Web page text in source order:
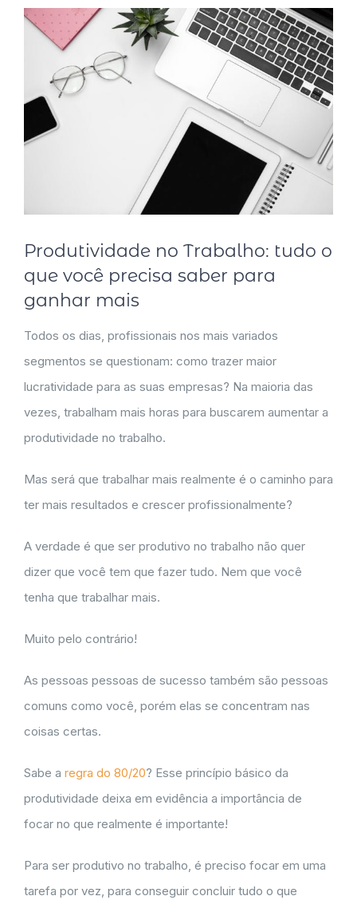
Produtividade no Trabalho: tudo o
que você precisa saber para
ganhar mais
Todos os dias, profissionais nos mais variados
segmentos se questionam: como trazer maior
lucratividade para as suas empresas? Na maioria das
vezes, trabalham mais horas para buscarem aumentar a
produtividade no trabalho.
Mas será que trabalhar mais realmente é o caminho para
ter mais resultados e crescer profissionalmente?
A verdade é que ser produtivo no trabalho não quer
dizer que você tem que fazer tudo. Nem que você
tenha que trabalhar mais.
Muito pelo contrário!
As pessoas pessoas de sucesso também são pessoas
comuns como você, porém elas se concentram nas
coisas certas.
Sabe a regra do 80/20? Esse princípio básico da
produtividade deixa em evidência a importância de
focar no que realmente é importante!
Para ser produtivo no trabalho, é preciso focar em uma
tarefa por vez, para conseguir concluir tudo o que